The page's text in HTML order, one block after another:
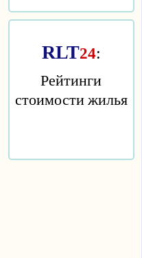
RLT24:
Рейтинги
стоимости жилья